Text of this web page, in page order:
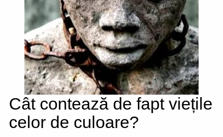
Cât contează de fapt viețile
celor de culoare?